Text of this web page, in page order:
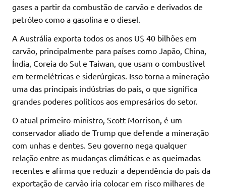
gases a partir da combustão de carvão e derivados de
petróleo como a gasolina e o diesel.
A Austrália exporta todos os anos U$ 40 bilhões em
carvão, principalmente para países como Japão, China,
Índia, Coreia do Sul e Taiwan, que usam o combustível
em termelétricas e siderúrgicas. Isso torna a mineração
uma das principais indústrias do país, o que significa
grandes poderes políticos aos empresários do setor.
O atual primeiro-ministro, Scott Morrison, é um
conservador aliado de Trump que defende a mineração
com unhas e dentes. Seu governo nega qualquer
relação entre as mudanças climáticas e as queimadas
recentes e afirma que reduzir a dependência do país da
exportação de carvão iria colocar em risco milhares de